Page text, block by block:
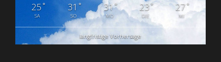
25°
SA
31 °
SO
31°
MO
23°
DIE
27°
MI
langfristige Vorhersage